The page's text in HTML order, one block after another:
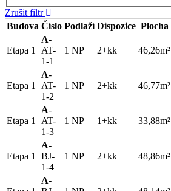
Zrušit filtr
Budova Číslo Podlaží Dispozice Plocha
Etapa 1
A-
AT-
1-1
1 NP 2+kk 46,26m²
Etapa 1
A-
AT-
1-2
1 NP 2+kk 46,77m²
Etapa 1
A-
AT-
1-3
1 NP 1+kk 33,88m²
Etapa 1
A-
BJ-
1-4
1 NP 2+kk 48,86m²
A-